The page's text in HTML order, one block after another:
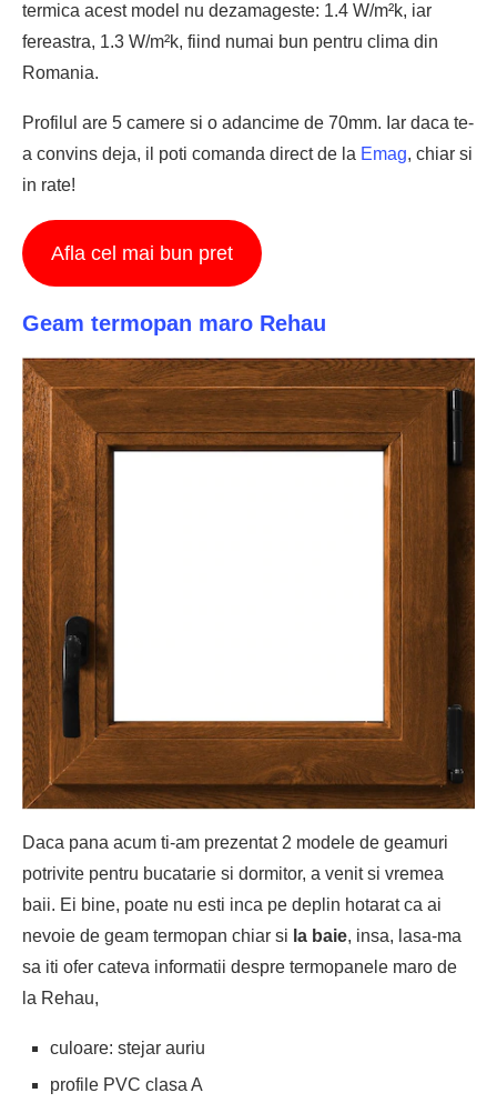
termica acest model nu dezamageste: 1.4 W/m²k, iar
fereastra, 1.3 W/m²k, fiind numai bun pentru clima din
Romania.
Profilul are 5 camere si o adancime de 70mm. Iar daca te-
a convins deja, il poti comanda direct de la Emag, chiar si
in rate!
Afla cel mai bun pret
Geam termopan maro Rehau
Daca pana acum ti-am prezentat 2 modele de geamuri
potrivite pentru bucatarie si dormitor, a venit si vremea
baii. Ei bine, poate nu esti inca pe deplin hotarat ca ai
nevoie de geam termopan chiar si la baie, insa, lasa-ma
sa iti ofer cateva informatii despre termopanele maro de
la Rehau,
culoare: stejar auriu
profile PVC clasa A